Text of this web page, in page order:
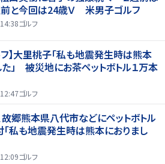
前と今回は24歳Ｖ 米男子ゴルフ
ゴルフ
フ】大里桃子「私も地震発生時は熊本
た」 被災地にお茶ペットボトル１万本
ゴルフ
故郷熊本県八代市などにペットボトル
「私も地震発生時は熊本におりまし
ゴルフ